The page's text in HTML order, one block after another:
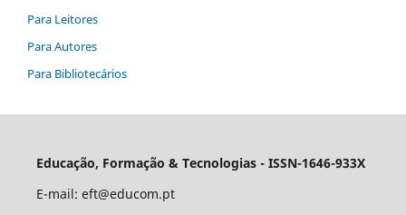
Para Leitores
Para Autores
Para Bibliotecários
Educação, Formação & Tecnologias - ISSN-1646-933X
E-mail: eft@educom.pt